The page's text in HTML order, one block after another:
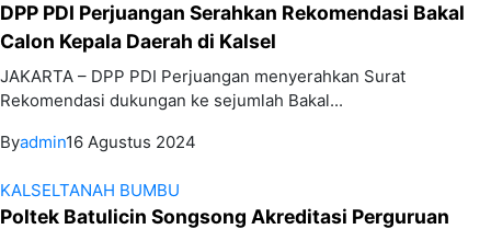
DPP PDI Perjuangan Serahkan Rekomendasi Bakal
Calon Kepala Daerah di Kalsel
JAKARTA – DPP PDI Perjuangan menyerahkan Surat
Rekomendasi dukungan ke sejumlah Bakal...
Byadmin16 Agustus 2024
KALSELTANAH BUMBU
Poltek Batulicin Songsong Akreditasi Perguruan